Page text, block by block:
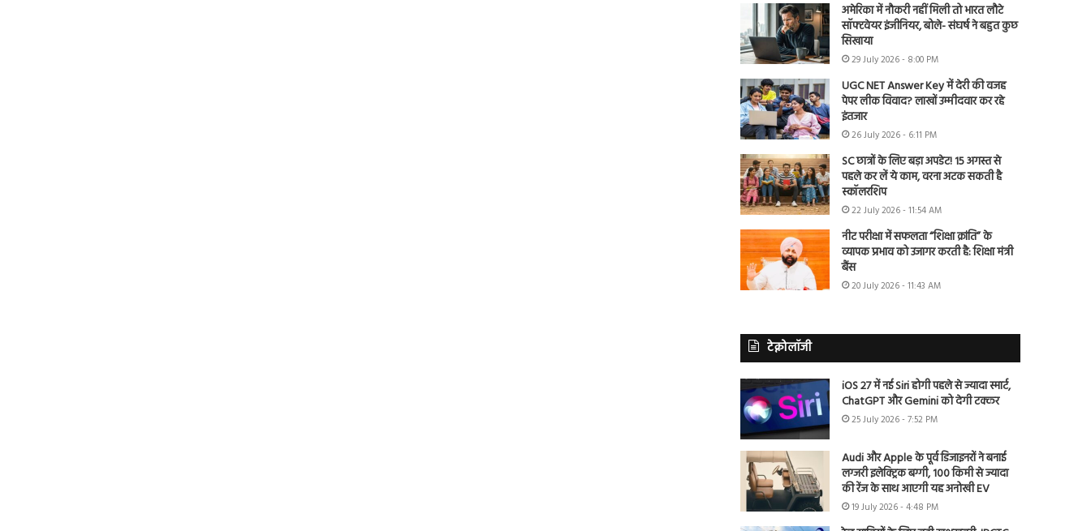
अमेरिका में नौकरी नहीं मिली तो भारत लौटे
सॉफ्टवेयर इंजीनियर, बोले- संघर्ष ने बहुत कुछ
सिखाया
29 July 2026 - 8:00 PM
UGC NET Answer Key में देरी की वजह
पेपर लीक विवाद? लाखों उम्मीदवार कर रहे
इंतजार
26 July 2026 - 6:11 PM
SC छात्रों के लिए बड़ा अपडेट! 15 अगस्त से
पहले कर लें ये काम, वरना अटक सकती है
स्कॉलरशिप
22 July 2026 - 11:54 AM
नीट परीक्षा में सफलता “शिक्षा क्रांति” के
व्यापक प्रभाव को उजागर करती है: शिक्षा मंत्री
बैंस
20 July 2026 - 11:43 AM
टेक्नोलॉजी
iOS 27 में नई Siri होगी पहले से ज्यादा स्मार्ट,
ChatGPT और Gemini को देगी टक्कर
25 July 2026 - 7:52 PM
Audi और Apple के पूर्व डिजाइनरों ने बनाई
लग्जरी इलेक्ट्रिक बग्गी, 100 किमी से ज्यादा
की रेंज के साथ आएगी यह अनोखी EV
19 July 2026 - 4:48 PM